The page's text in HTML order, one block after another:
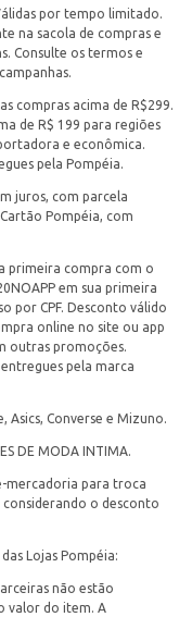
por tempo limitado.
na sacola de compras e
Consulte os termos e
compras acima de R$299.
de R$ 199 para regiões
e econômica.
pela Pompéia.
juros, com parcela
Pompéia, com
primeira compra com o
em sua primeira
por CPF. Desconto válido
online no site ou app
outras promoções.
pela marca
Asics, Converse e Mizuno.
DE MODA INTIMA.
mercadoria para troca
o desconto
Lojas Pompéia:
não estão
valor do item. A